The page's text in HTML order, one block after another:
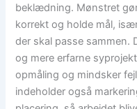
beklædning. Mønstret
korrekt og holde mål,
der skal passe sammen.
og mere erfarne
opmåling og mindsker
indeholder også